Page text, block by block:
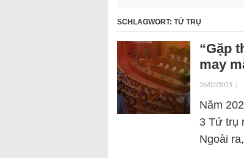
SCHLAGWORT: TỨ TRỤ
“Gặp
may
26/02/2025 |
Năm
3 Tứ trụ
Ngoài